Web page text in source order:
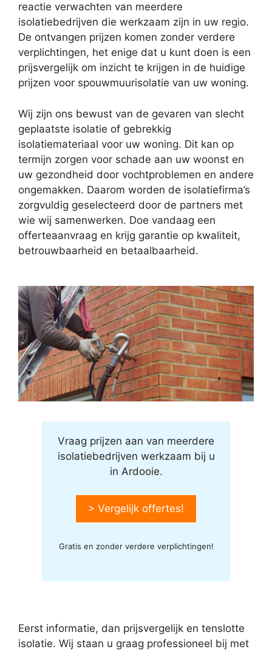
reactie verwachten van meerdere
isolatiebedrijven die werkzaam zijn in uw regio.
De ontvangen prijzen komen zonder verdere
verplichtingen, het enige dat u kunt doen is een
prijsvergelijk om inzicht te krijgen in de huidige
prijzen voor spouwmuurisolatie van uw woning.
Wij zijn ons bewust van de gevaren van slecht
geplaatste isolatie of gebrekkig
isolatiemateriaal voor uw woning. Dit kan op
termijn zorgen voor schade aan uw woonst en
uw gezondheid door vochtproblemen en andere
ongemakken. Daarom worden de isolatiefirma’s
zorgvuldig geselecteerd door de partners met
wie wij samenwerken. Doe vandaag een
offerteaanvraag en krijg garantie op kwaliteit,
betrouwbaarheid en betaalbaarheid.
Vraag prijzen aan van meerdere
isolatiebedrijven werkzaam bij u
in Ardooie.
> Vergelijk offertes!
Gratis en zonder verdere verplichtingen!
Eerst informatie, dan prijsvergelijk en tenslotte
isolatie. Wij staan u graag professioneel bij met